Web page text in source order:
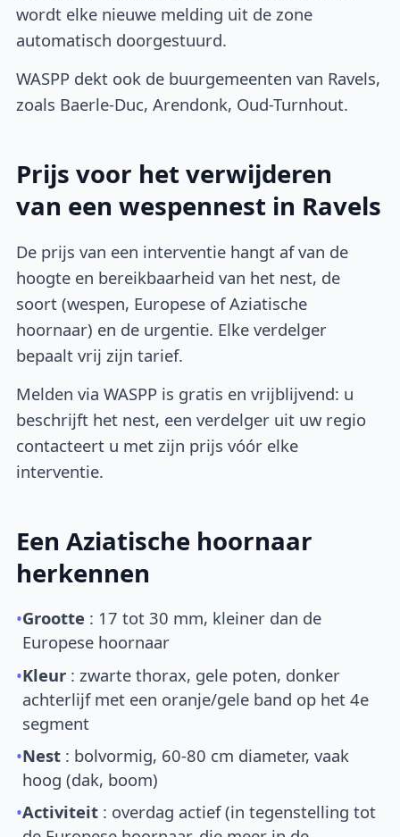
wordt elke nieuwe melding uit de zone
automatisch doorgestuurd.
WASPP dekt ook de buurgemeenten van Ravels,
zoals Baerle-Duc, Arendonk, Oud-Turnhout.
Prijs voor het verwijderen
van een wespennest in Ravels
De prijs van een interventie hangt af van de
hoogte en bereikbaarheid van het nest, de
soort (wespen, Europese of Aziatische
hoornaar) en de urgentie. Elke verdelger
bepaalt vrij zijn tarief.
Melden via WASPP is gratis en vrijblijvend: u
beschrijft het nest, een verdelger uit uw regio
contacteert u met zijn prijs vóór elke
interventie.
Een Aziatische hoornaar
herkennen
•Grootte : 17 tot 30 mm, kleiner dan de
Europese hoornaar
•Kleur : zwarte thorax, gele poten, donker
achterlijf met een oranje/gele band op het 4e
segment
•Nest : bolvormig, 60-80 cm diameter, vaak
hoog (dak, boom)
•Activiteit : overdag actief (in tegenstelling tot